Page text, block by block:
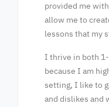
provided me
allow me to
lessons that my
I thrive in both
because I am
setting, I like to
and dislikes and